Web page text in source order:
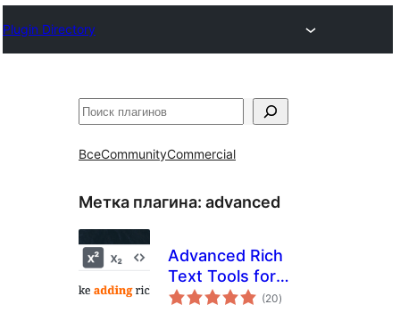
Plugin Directory
Поиск
ВсеCommunityCommercial
Метка плагина: advanced
Advanced Rich
Text Tools for
Gutenberg
(20общий
рейтинг
)